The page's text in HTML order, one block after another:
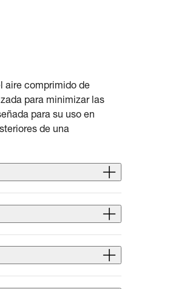
aire comprimido de
para minimizar las
para su uso en
de una